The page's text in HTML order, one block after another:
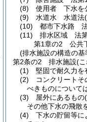
(8)
使用者 下水を
(9)
水道水 水道法
(10)
都市下水路 法
(11)
排水区域 法第
第1章の2
公共
(排水施設の構造の基
第2条の2
排水施設(
(1)
堅固で耐久力を
(2)
コンクリート
べきものについて
(3)
屋外にあるもの
その他下水の飛散
(4)
下水の貯留等に